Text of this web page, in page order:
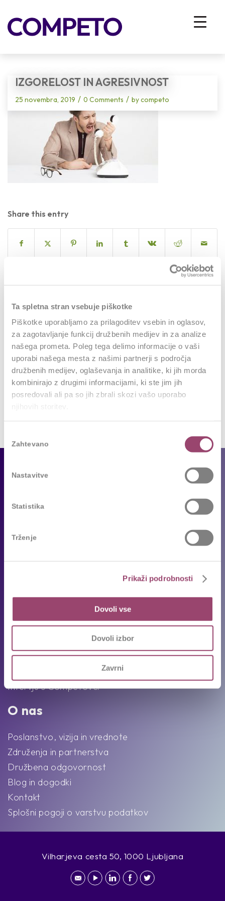
Ta spletna stran vsebuje piškotke
Piškotke uporabljamo za prilagoditev vsebin in oglasov,
za zagotavljanje funkcij družbenih medijev in za analize
našega prometa. Poleg tega delimo informacije o vaši
uporabi našega mesta z našimi partnerji s področja
družbenih medijev, oglaševanja in analitike, ki jih morda
kombinirajo z drugimi informacijami, ki ste jim jih
posredovali ali pa so jih zbrali skozi vašo uporabo
soglasja
Zahtevano
Nastavitve
Statistika
Trženje
Prikaži podrobnosti
Dovoli vse
Dovoli izbor
Zavrni
You are here: Home Vhodna stran
/
Boj proti izgorelosti na delovnem mestu: kaj lahko naredi vodja?
IZGORELOST IN AGRESIVNOST
25 novembra, 2019 / 0 Comments / bycompeto
Share this entry
0
REPLIES
Leave a Reply
Want to join the discussion?
Feel free to contribute!
Za objavo komentarja se morate prijaviti.
Za podjetja
Reference
Priporočila kandidatov
Pogosta vprašanja
Karierni napotki in nasveti
Ekipa
Intervju s Competovci
O nas
Poslanstvo, vizija in vrednote
Združenja in partnerstva
Družbena odgovornost
Blog in dogodki
Kontakt
Splošni pogoji o varstvu podatkov
Vilharjeva cesta 50, 1000 Ljubljana